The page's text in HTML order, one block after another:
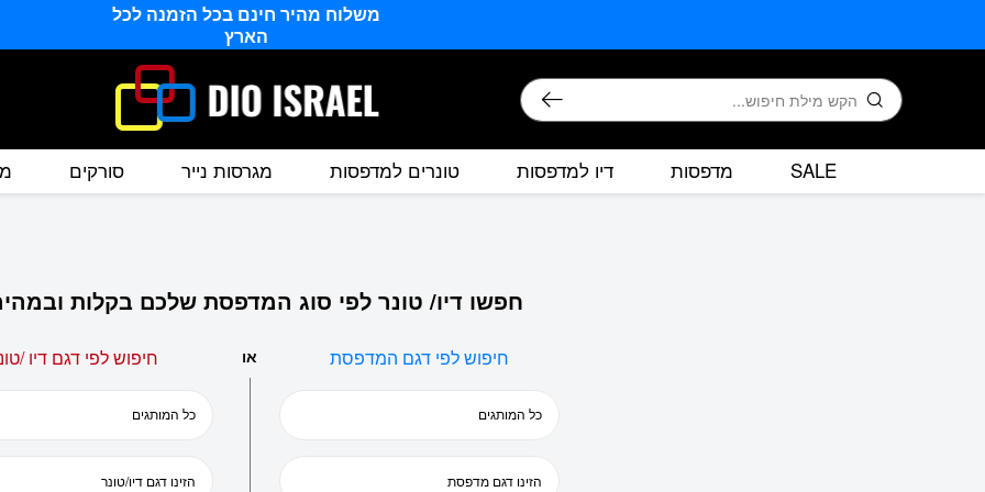
משלוח מהיר חינם בכל הזמנה לכל
הארץ
חיפוש
SALE מדפסות דיו למדפסות טונרים למדפסות מגרסות נייר סורקים
חפשו דיו/ טונר לפי סוג המדפסת שלכם בקלות
חיפוש לפי דגם המדפסת או חיפוש לפי דגם דיו /